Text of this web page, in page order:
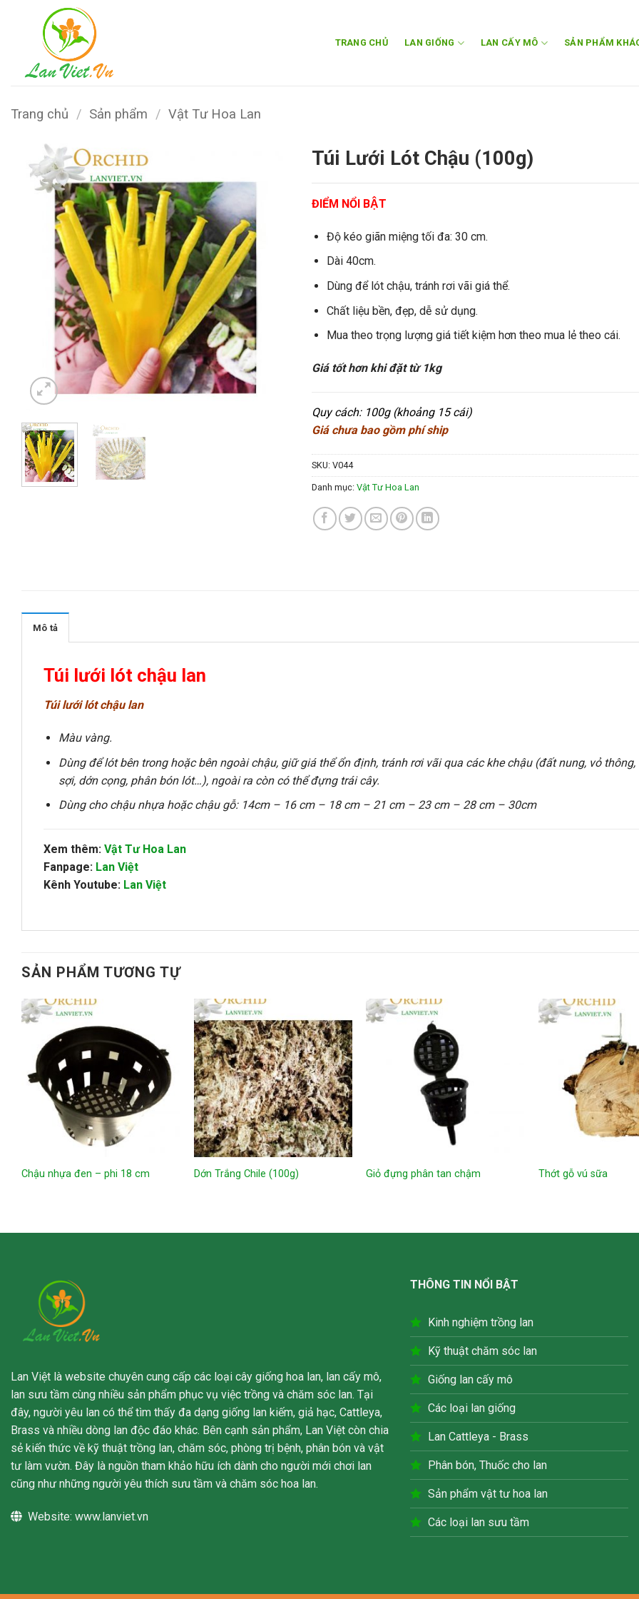
TRANG CHỦ LAN GIỐNG LAN CẤY MÔ SẢN PHẨM
Trang chủ / Sản phẩm / Vật Tư Hoa Lan
Túi Lưới Lót Chậu (100g)
ĐIỂM NỔI BẬT
Độ kéo giãn miệng tối đa: 30 cm.
Dài 40cm.
Dùng để lót chậu, tránh rơi vãi giá thể.
Chất liệu bền, đẹp, dễ sử dụng.
Mua theo trọng lượng giá tiết kiệm hơn theo mua lẻ theo cái.
Giá tốt hơn khi đặt từ 1kg
Quy cách: 100g (khoảng 15 cái)
Giá chưa bao gồm phí ship
SKU:V044
Danh mục:Vật Tư Hoa Lan
Mô tả
Túi lưới lót chậu lan
Túi lưới lót chậu lan
Màu vàng.
Dùng để lót bên trong hoặc bên ngoài chậu, giữ giá thể ổn định, tránh rơi vãi qua các khe chậu (đất nung, vỏ thông,
sợi, dớn cọng, phân bón lót…), ngoài ra còn có thể đựng trái cây.
Dùng cho chậu nhựa hoặc chậu gỗ: 14cm – 16 cm – 18 cm – 21 cm – 23 cm – 28 cm – 30cm
Xem thêm: Vật Tư Hoa Lan
Fanpage: Lan Việt
Kênh Youtube: Lan Việt
SẢN PHẨM TƯƠNG TỰ
Chậu nhựa đen – phi 18 cm Dớn Trắng Chile (100g) Giỏ đựng phân tan chậm Thớt gỗ vú sữa
Lan Việt là website chuyên cung cấp các loại cây giống hoa lan, lan cấy mô,
lan sưu tầm cùng nhiều sản phẩm phục vụ việc trồng và chăm sóc lan. Tại
đây, người yêu lan có thể tìm thấy đa dạng giống lan kiếm, giả hạc, Cattleya,
Brass và nhiều dòng lan độc đáo khác. Bên cạnh sản phẩm, Lan Việt còn chia
sẻ kiến thức về kỹ thuật trồng lan, chăm sóc, phòng trị bệnh, phân bón và vật
tư làm vườn. Đây là nguồn tham khảo hữu ích dành cho người mới chơi lan
cũng như những người yêu thích sưu tầm và chăm sóc hoa lan.
Website: www.lanviet.vn
THÔNG TIN NỔI BẬT
Kinh nghiệm trồng lan
Kỹ thuật chăm sóc lan
Giống lan cấy mô
Các loại lan giống
Lan Cattleya - Brass
Phân bón, Thuốc cho lan
Sản phẩm vật tư hoa lan
Các loại lan sưu tầm